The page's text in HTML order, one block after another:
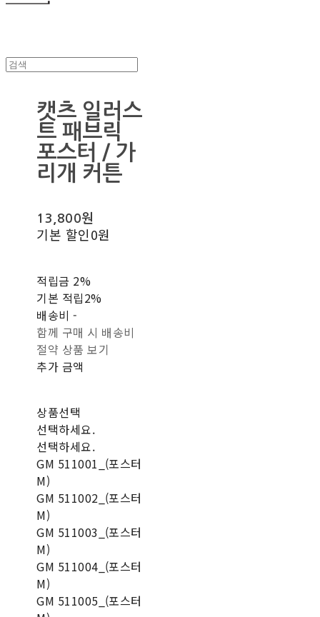
캣츠 일러스
트 패브릭
포스터 / 가
리개 커튼
13,800원
기본 할인0원
적립금 2%
기본 적립2%
배송비-
함께 구매 시 배송비
절약 상품 보기
추가 금액
상품선택
선택하세요.
선택하세요.
GM 511001_(포스터
M)
GM 511002_(포스터
M)
GM 511003_(포스터
M)
GM 511004_(포스터
M)
GM 511005_(포스터